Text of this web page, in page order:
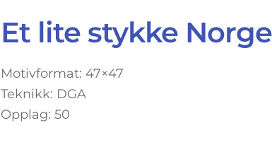
Et lite stykke Norge
Motivformat: 47×47
Teknikk: DGA
Opplag: 50